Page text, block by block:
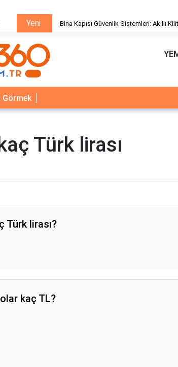
Yeni Bina Kapısı Güvenlik Sistemleri: Akıllı
Görmek
Türk lirası
Türk lirası?
kaç TL?